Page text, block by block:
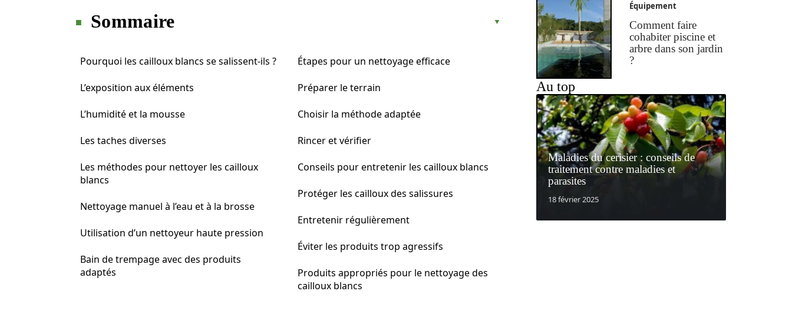
Sommaire
Pourquoi les cailloux blancs se salissent-ils ?
L’exposition aux éléments
L’humidité et la mousse
Les taches diverses
Les méthodes pour nettoyer les cailloux
blancs
Nettoyage manuel à l’eau et à la brosse
Utilisation d’un nettoyeur haute pression
Bain de trempage avec des produits
adaptés
Étapes pour un nettoyage efficace
Préparer le terrain
Choisir la méthode adaptée
Rincer et vérifier
Conseils pour entretenir les cailloux blancs
Protéger les cailloux des salissures
Entretenir régulièrement
Éviter les produits trop agressifs
Produits appropriés pour le nettoyage des
cailloux blancs
Équipement
Comment faire
cohabiter piscine et
arbre dans son jardin
?
Au top
Maladies du cerisier : conseils de
traitement contre maladies et
parasites
18 février 2025